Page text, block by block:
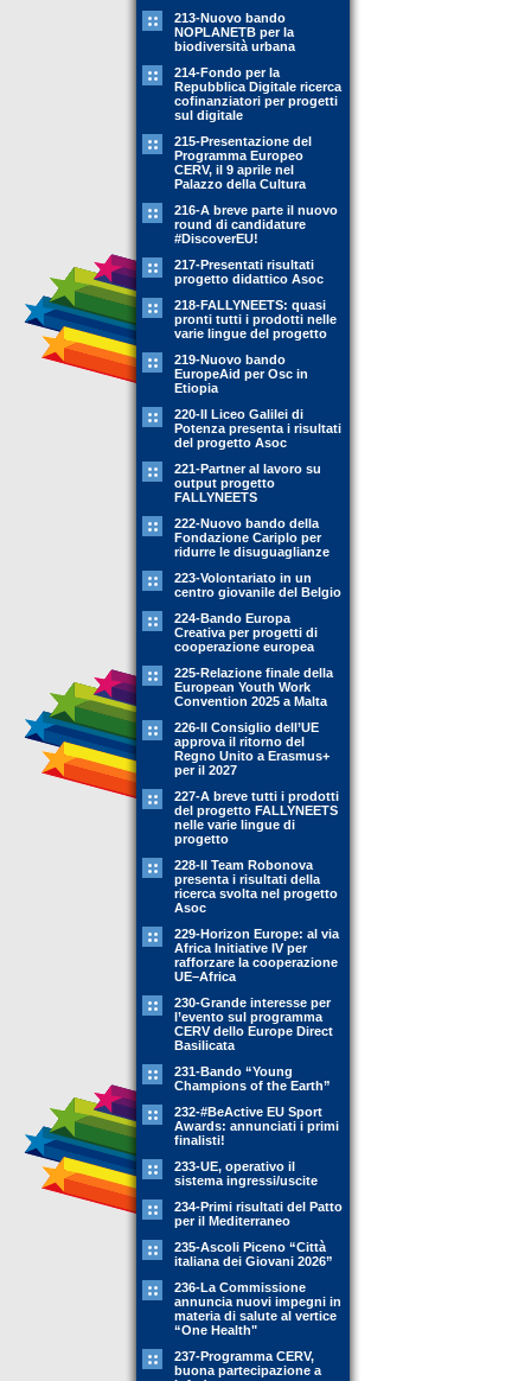
213-Nuovo bando
NOPLANETB per la
biodiversità urbana
214-Fondo per la
Repubblica Digitale ricerca
cofinanziatori per progetti
sul digitale
215-Presentazione del
Programma Europeo
CERV, il 9 aprile nel
Palazzo della Cultura
216-A breve parte il nuovo
round di candidature
#DiscoverEU!
217-Presentati risultati
progetto didattico Asoc
218-FALLYNEETS: quasi
pronti tutti i prodotti nelle
varie lingue del progetto
219-Nuovo bando
EuropeAid per Osc in
Etiopia
220-Il Liceo Galilei di
Potenza presenta i risultati
del progetto Asoc
221-Partner al lavoro su
output progetto
FALLYNEETS
222-Nuovo bando della
Fondazione Cariplo per
ridurre le disuguaglianze
223-Volontariato in un
centro giovanile del Belgio
224-Bando Europa
Creativa per progetti di
cooperazione europea
225-Relazione finale della
European Youth Work
Convention 2025 a Malta
226-Il Consiglio dell’UE
approva il ritorno del
Regno Unito a Erasmus+
per il 2027
227-A breve tutti i prodotti
del progetto FALLYNEETS
nelle varie lingue di
progetto
228-Il Team Robonova
presenta i risultati della
ricerca svolta nel progetto
Asoc
229-Horizon Europe: al via
Africa Initiative IV per
rafforzare la cooperazione
UE–Africa
230-Grande interesse per
l’evento sul programma
CERV dello Europe Direct
Basilicata
231-Bando “Young
Champions of the Earth”
232-#BeActive EU Sport
Awards: annunciati i primi
finalisti!
233-UE, operativo il
sistema ingressi/uscite
234-Primi risultati del Patto
per il Mediterraneo
235-Ascoli Piceno “Città
italiana dei Giovani 2026”
236-La Commissione
annuncia nuovi impegni in
materia di salute al vertice
“One Health"
237-Programma CERV,
buona partecipazione a